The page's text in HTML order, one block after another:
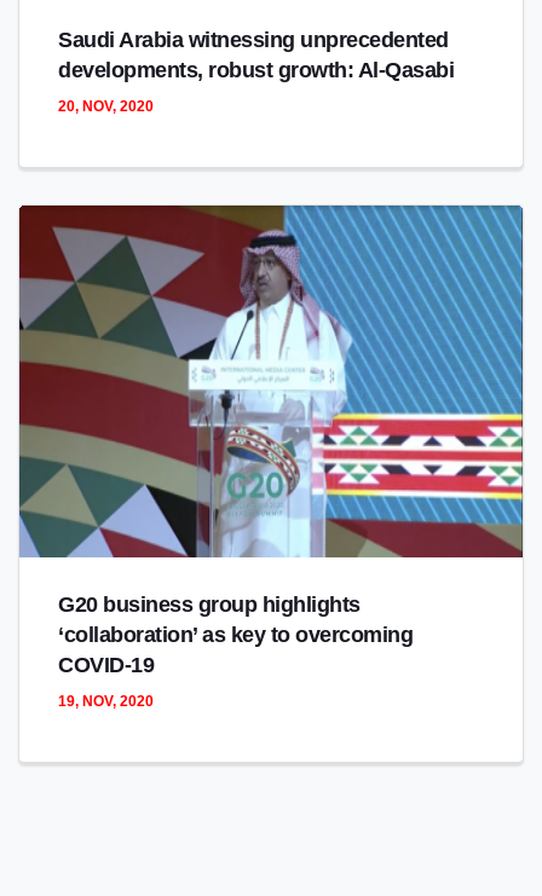
Saudi Arabia witnessing unprecedented
developments, robust growth: Al-Qasabi
20, NOV, 2020
G20 business group highlights
‘collaboration’ as key to overcoming
COVID-19
19, NOV, 2020